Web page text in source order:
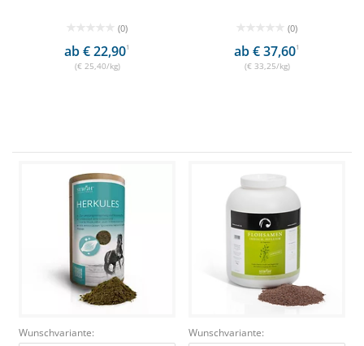
(0)
ab € 22,901
(€ 25,40/kg)
(0)
ab € 37,601
(€ 33,25/kg)
Wunschvariante:
Wunschvariante: